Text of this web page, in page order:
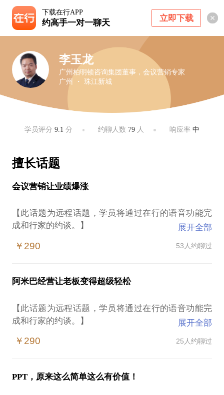
下载在行APP
约高手一对一聊天 立即下载
李玉龙
广州柏明顿咨询集团董事，会议营销专家
广州 ・ 珠江新城
学员评分9.1 分 约聊人数 79人 响应率 中
擅长话题
会议营销让业绩爆涨
【此话题为远程话题，学员将通过在行的语音功能完
成和行家的约谈。】
绝大部分企业是这样做营销的：
等；
把营销人员撒向全国各地，让他们单独面对客户，一
把不合格的销售员淘汰掉！（可惜已经花了很大的成
本呀！）；
继续招人、培训、推向市场、淘汰、再招人……
会议营销的流程是这样的：
展开全部
￥290 53人约聊过
阿米巴经营让老板变得超级轻松
【此话题为远程话题，学员将通过在行的语音功能完
成和行家的约谈。】
这是由日本企业家稻盛和夫总结出来的一种企业经营
电信，从街道小厂做成了世界500强。并且只用424
天，就把一年亏损1800亿日元的日航，变成了一年赢
展开全部
￥290 25人约聊过
PPT，原来这么简单这么有价值！